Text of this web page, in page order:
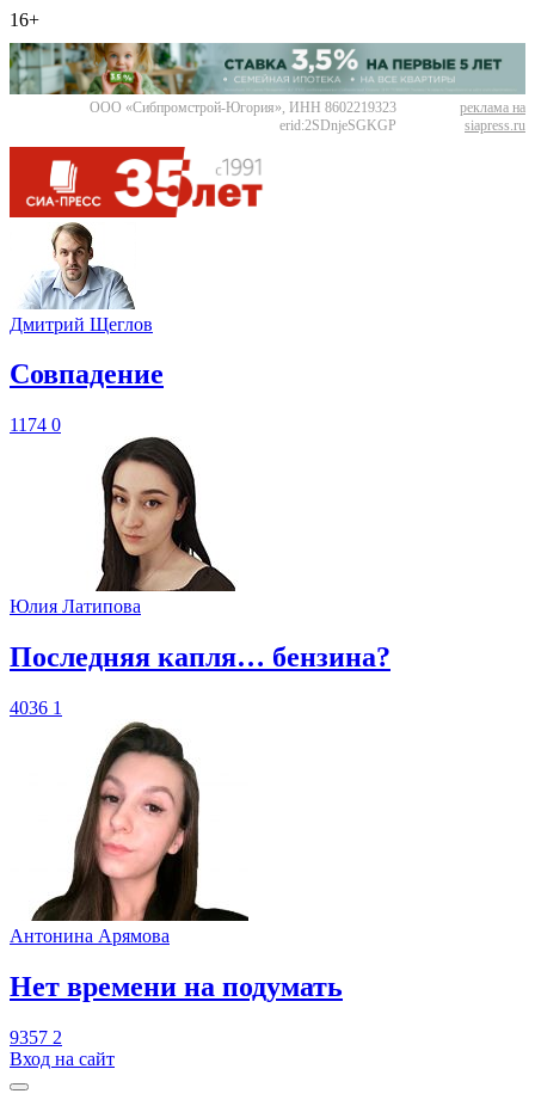
16+
ООО «Сибпромстрой-Югория», ИНН 8602219323
erid:2SDnjeSGKGP
реклама на
siapress.ru
Дмитрий Щеглов
​Совпадение
1174 0
Юлия Латипова
​Последняя капля… бензина?
4036 1
Антонина Арямова
​Нет времени на подумать
9357 2
Вход на сайт